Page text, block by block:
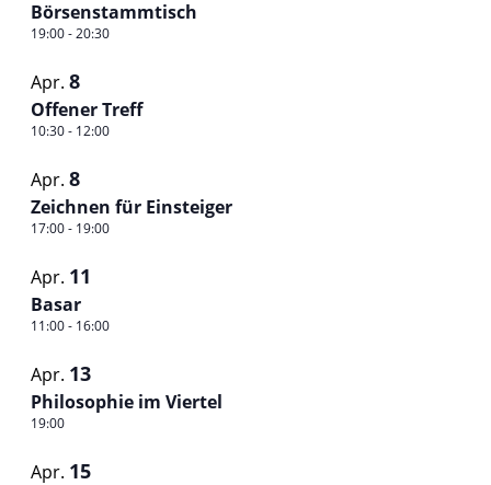
Veranstaltungen
in
Photo
View
Börsenstammtisch
19:00-20:30
Apr. 8
Offener Treff
10:30- 12:00
Apr. 8
Zeichnen für Einsteiger
17:00- 19:00
Apr. 11
Basar
11:00- 16:00
Apr. 13
Philosophie im Viertel
19:00
Apr. 15